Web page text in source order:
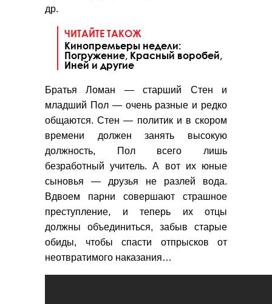
др.
ЧИТАЙТЕ ТАКОЖ
Кинопремьеры недели:
Погружение, Красный воробей,
Иней и другие
Братья Ломан —старший Стен и
младший Пол —очень разные и редко
общаются. Стен— политик и в скором
времени должен занять высокую
должность, Пол всего лишь
безработный учитель. А вот их юные
сыновья — друзья не разлей вода.
Вдвоем парни совершают страшное
преступление, и теперь их отцы
должны объединиться, забыв старые
обиды, чтобы спасти отпрысков от
неотвратимого наказания…